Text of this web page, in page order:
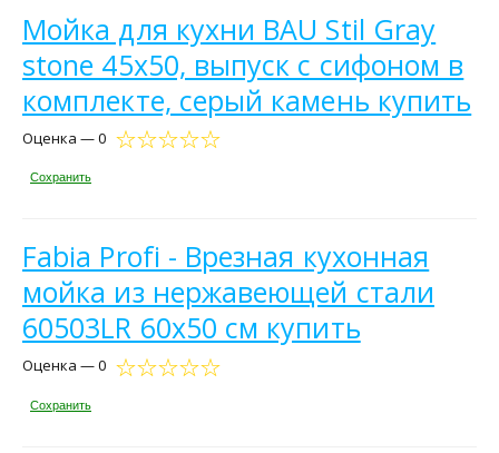
Мойка для кухни BAU Stil Gray
stone 45х50, выпуск с сифоном в
комплекте, серый камень купить
Оценка — 0
Сохранить
Fabia Profi - Врезная кухонная
мойка из нержавеющей стали
60503LR 60x50 см купить
Оценка — 0
Сохранить